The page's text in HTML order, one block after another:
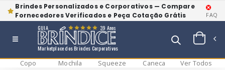
Brindes Personalizados e Corporativos — Compare
Fornecedores Verificados e Peça Cotação Grátis
FAQ
Marketplace dos Brindes Corporativos
GUIA 39 Anos
Copo Mochila Squeeze Caneca Ver Todos